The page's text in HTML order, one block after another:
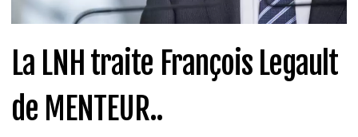
La LNH traite François Legault
de MENTEUR..